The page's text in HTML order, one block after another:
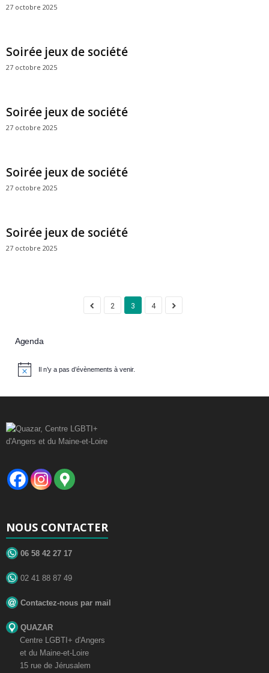
27 octobre 2025
Soirée jeux de société
27 octobre 2025
Soirée jeux de société
27 octobre 2025
Soirée jeux de société
27 octobre 2025
Soirée jeux de société
27 octobre 2025
2 3 4
Agenda
Il n’y a pas d’évènements à venir.
NOUS CONTACTER
06 58 42 27 17
02 41 88 87 49
Contactez-nous par mail
QUAZAR
Centre LGBTI+ d'Angers
et du Maine-et-Loire
15 rue de Jérusalem